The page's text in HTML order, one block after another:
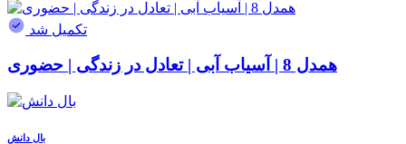
تکمیل شد
همدل 8 | آسیاب آبی | تعادل در زندگی | حضوری
بال دانش